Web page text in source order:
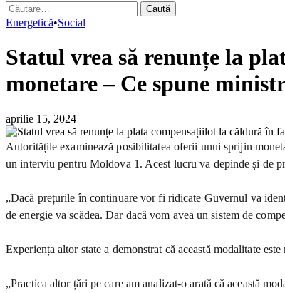
Caută
după:
Energetică•Social
Statul vrea să renunțe la
monetare – Ce spune
aprilie 15, 2024
Autoritățile examinează posibilitatea oferii unui sprijin
un interviu pentru Moldova 1. Acest lucru va depinde și de
„Dacă prețurile în continuare vor fi ridicate Guvernul va
de energie va scădea. Dar dacă vom avea un sistem de
Experiența altor state a demonstrat că această modalitate
„Practica altor țări pe care am analizat-o arată că această